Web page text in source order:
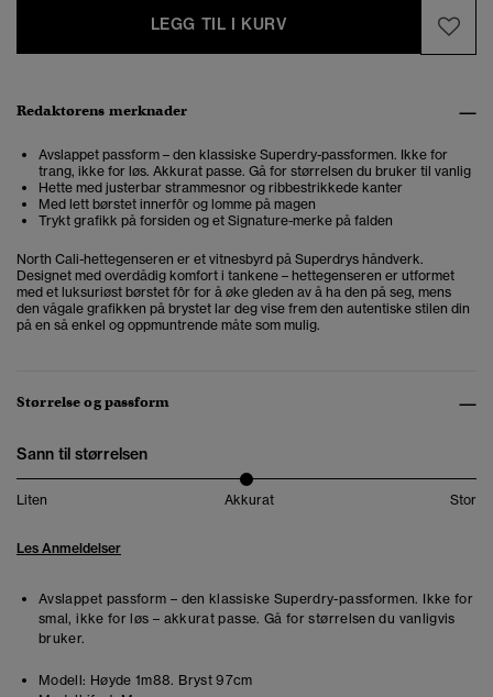
LEGG TIL I KURV
Redaktørens merknader
Avslappet passform – den klassiske Superdry-passformen. Ikke for
trang, ikke for løs. Akkurat passe. Gå for størrelsen du bruker til vanlig
Hette med justerbar strammesnor og ribbestrikkede kanter
Med lett børstet innerfôr og lomme på magen
Trykt grafikk på forsiden og et Signature-merke på falden
North Cali-hettegenseren er et vitnesbyrd på Superdrys håndverk.
Designet med overdådig komfort i tankene – hettegenseren er utformet
med et luksuriøst børstet fôr for å øke gleden av å ha den på seg, mens
den vågale grafikken på brystet lar deg vise frem den autentiske stilen din
på en så enkel og oppmuntrende måte som mulig.
Størrelse og passform
Sann til størrelsen
Liten Akkurat Stor
Les Anmeldelser
Avslappet passform – den klassiske Superdry-passformen. Ikke for
smal, ikke for løs – akkurat passe. Gå for størrelsen du vanligvis
bruker.
Modell: Høyde 1m88. Bryst 97cm